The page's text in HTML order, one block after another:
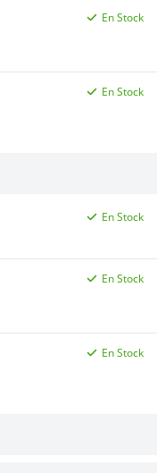
En Stock
En Stock
En Stock
En Stock
En Stock